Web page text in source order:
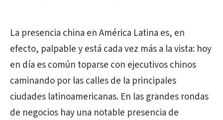
La presencia china en América Latina es, en
efecto, palpable y está cada vez más a la vista: hoy
en día es común toparse con ejecutivos chinos
caminando por las calles de la principales
ciudades latinoamericanas. En las grandes rondas
de negocios hay una notable presencia de